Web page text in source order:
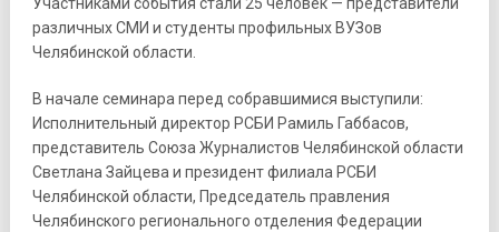
Участниками события стали 25 человек — представители
различных СМИ и студенты профильных ВУЗов
Челябинской области.
В начале семинара перед собравшимися выступили:
Исполнительный директор РСБИ Рамиль Габбасов,
представитель Союза Журналистов Челябинской области
Светлана Зайцева и президент филиала РСБИ
Челябинской области, Председатель правления
Челябинского регионального отделения Федерации